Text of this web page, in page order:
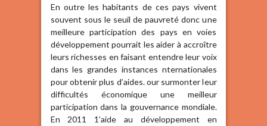
En outre les habitants de ces pays vivent
souvent sous le seuil de pauvreté donc une
meilleure participation des pays en voies
développement pourrait les aider à accroître
leurs richesses en faisant entendre leur voix
dans les grandes instances nternationales
pour obtenir plus d’aides. our surmonter leur
difficultés économique une meilleur
participation dans la gouvernance mondiale.
En 2011 1’aide au développement en